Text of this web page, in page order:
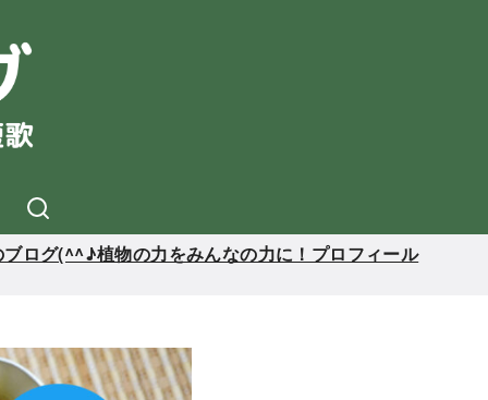
ログ(^^♪植物の力をみんなの力に！プロフィール